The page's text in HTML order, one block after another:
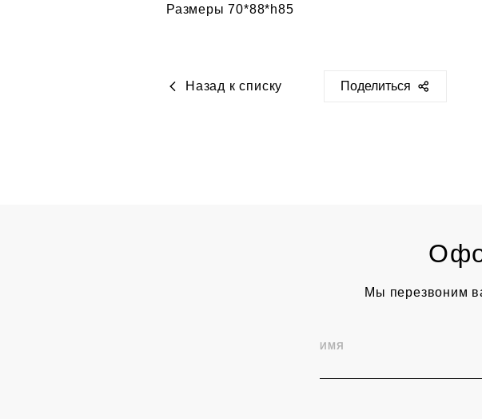
Размеры 70*88*h85
Назад к списку
https://sclassic.ru/
Поделиться
Мы перезвоним
ИМЯ